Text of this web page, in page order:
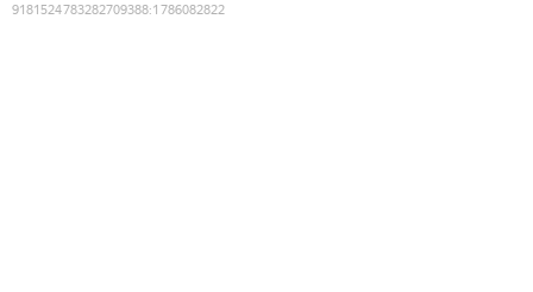
9181524783282709388:1786082822